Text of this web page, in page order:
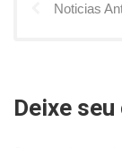
Noticias
Deixe